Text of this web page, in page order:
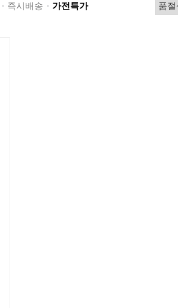
즉시배송 가전특가